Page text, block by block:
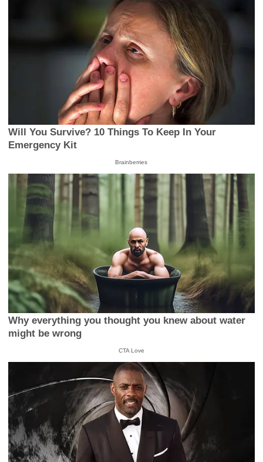
Will You Survive? 10 Things To Keep In Your
Emergency Kit
Brainberries
Why everything you thought you knew about water
might be wrong
CTA Love